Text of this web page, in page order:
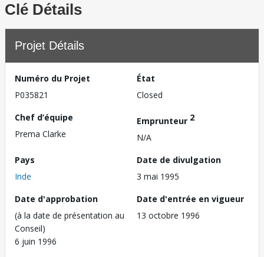
Clé Détails
Projet Détails
Numéro du Projet
P035821
État
Closed
Chef d’équipe
Prema Clarke
Emprunteur 2
N/A
Pays
Inde
Date de divulgation
3 mai 1995
Date d'approbation
(à la date de présentation au
Conseil)
6 juin 1996
Date d'entrée en vigueur
13 octobre 1996